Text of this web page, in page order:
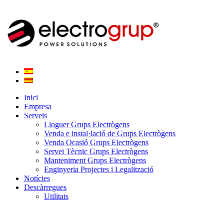
Inici
Empresa
Serveis
Lloguer Grups Electrògens
Venda e instal·lació de Grups Electrògens
Venda Ocasió Grups Electrògens
Servei Tècnic Grups Electrògens
Manteniment Grups Electrògens
Enginyeria Projectes i Legalització
Notícies
Descàrregues
Utilitats